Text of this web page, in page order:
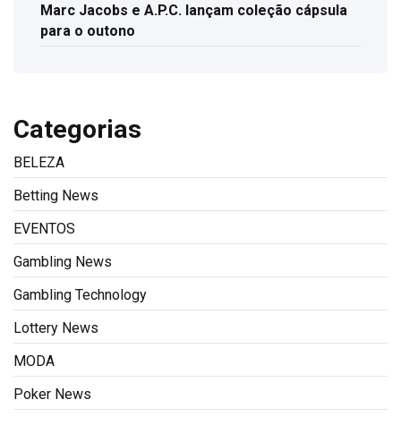
Marc Jacobs e A.P.C. lançam coleção cápsula
para o outono
Categorias
BELEZA
Betting News
EVENTOS
Gambling News
Gambling Technology
Lottery News
MODA
Poker News